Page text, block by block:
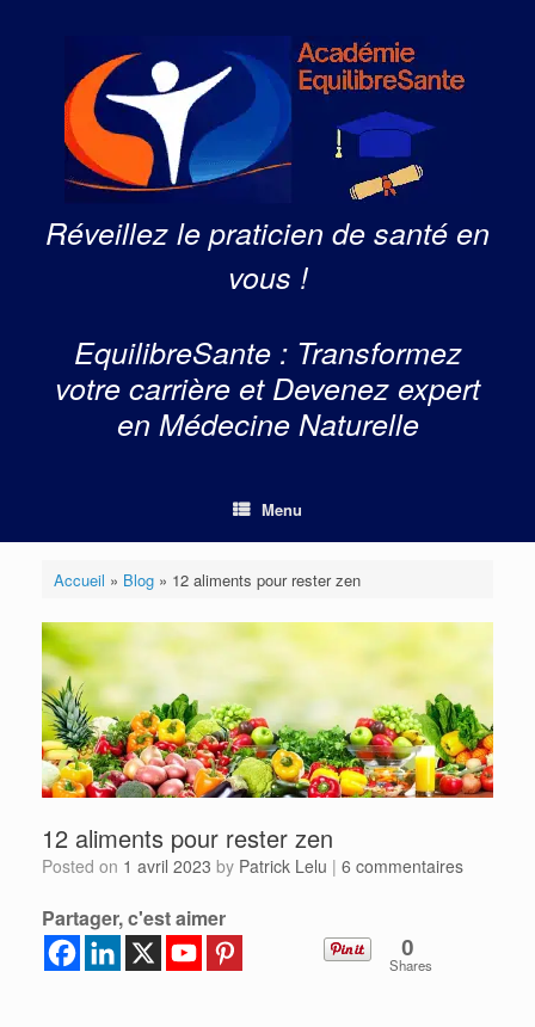
Réveillez le praticien de santé en
vous !
EquilibreSante : Transformez
votre carrière et Devenez expert
en Médecine Naturelle
Menu
Accueil » Blog» 12 aliments pour rester zen
12 aliments pour rester zen
Posted on 1 avril 2023 by Patrick Lelu | 6 commentaires
Partager, c'est aimer
0
Shares